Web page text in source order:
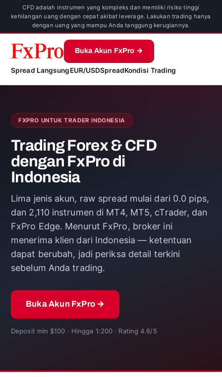
CFD adalah instrumen yang kompleks dan memiliki risiko tinggi
kehilangan uang dengan cepat akibat leverage. Lakukan trading hanya
dengan uang yang mampu Anda tanggung kerugiannya.
Spread LangsungEUR/USDSpreadKondisi Trading
Buka Akun FxPro →
FXPRO UNTUK TRADER INDONESIA
Trading Forex & CFD
dengan FxPro di
Indonesia
Lima jenis akun, raw spread mulai dari 0.0 pips,
dan 2,110 instrumen di MT4, MT5, cTrader, dan
FxPro Edge. Menurut FxPro, broker ini
menerima klien dari Indonesia — ketentuan
dapat berubah, jadi periksa detail terkini
sebelum Anda trading.
Buka Akun FxPro →
Deposit min $100 · Hingga 1:200 · Rating 4.6/5